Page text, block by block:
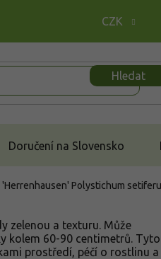
CZK
Hledat
Doručení na Slovensko
Polystichum
zelenou a texturu. Může
kolem 60-90 centimetrů. Tyto
prostředí, péčí o rostlinu a